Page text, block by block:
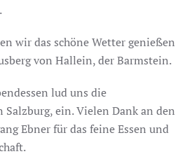
wir das schöne Wetter genießen
von Hallein, der Barmstein.
lud uns die
Salzburg, ein. Vielen Dank an den
Ebner für das feine Essen und